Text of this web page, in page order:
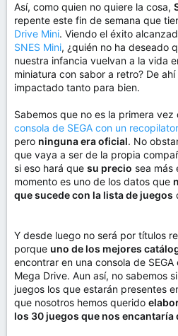
Así, como quien no quiere la cosa,
repente este fin de semana que
Drive Mini. Viendo el éxito
SNES Mini, ¿quién no ha deseado
nuestra infancia vuelvan a la vida
miniatura con sabor a retro? De
impactado tanto para bien.
Sabemos que no es la primera
consola de SEGA con un
pero ninguna era oficial. No
que vaya a ser de la propia
si eso hará que su precio sea más
momento es uno de los datos que
que sucede con la lista de juegos
Y desde luego no será por títulos
porque uno de los mejores
encontrar en una consola de
Mega Drive. Aun así, no sabemos
juegos los que estarán presentes
que nosotros hemos querido
los 30 juegos que nos encantaría